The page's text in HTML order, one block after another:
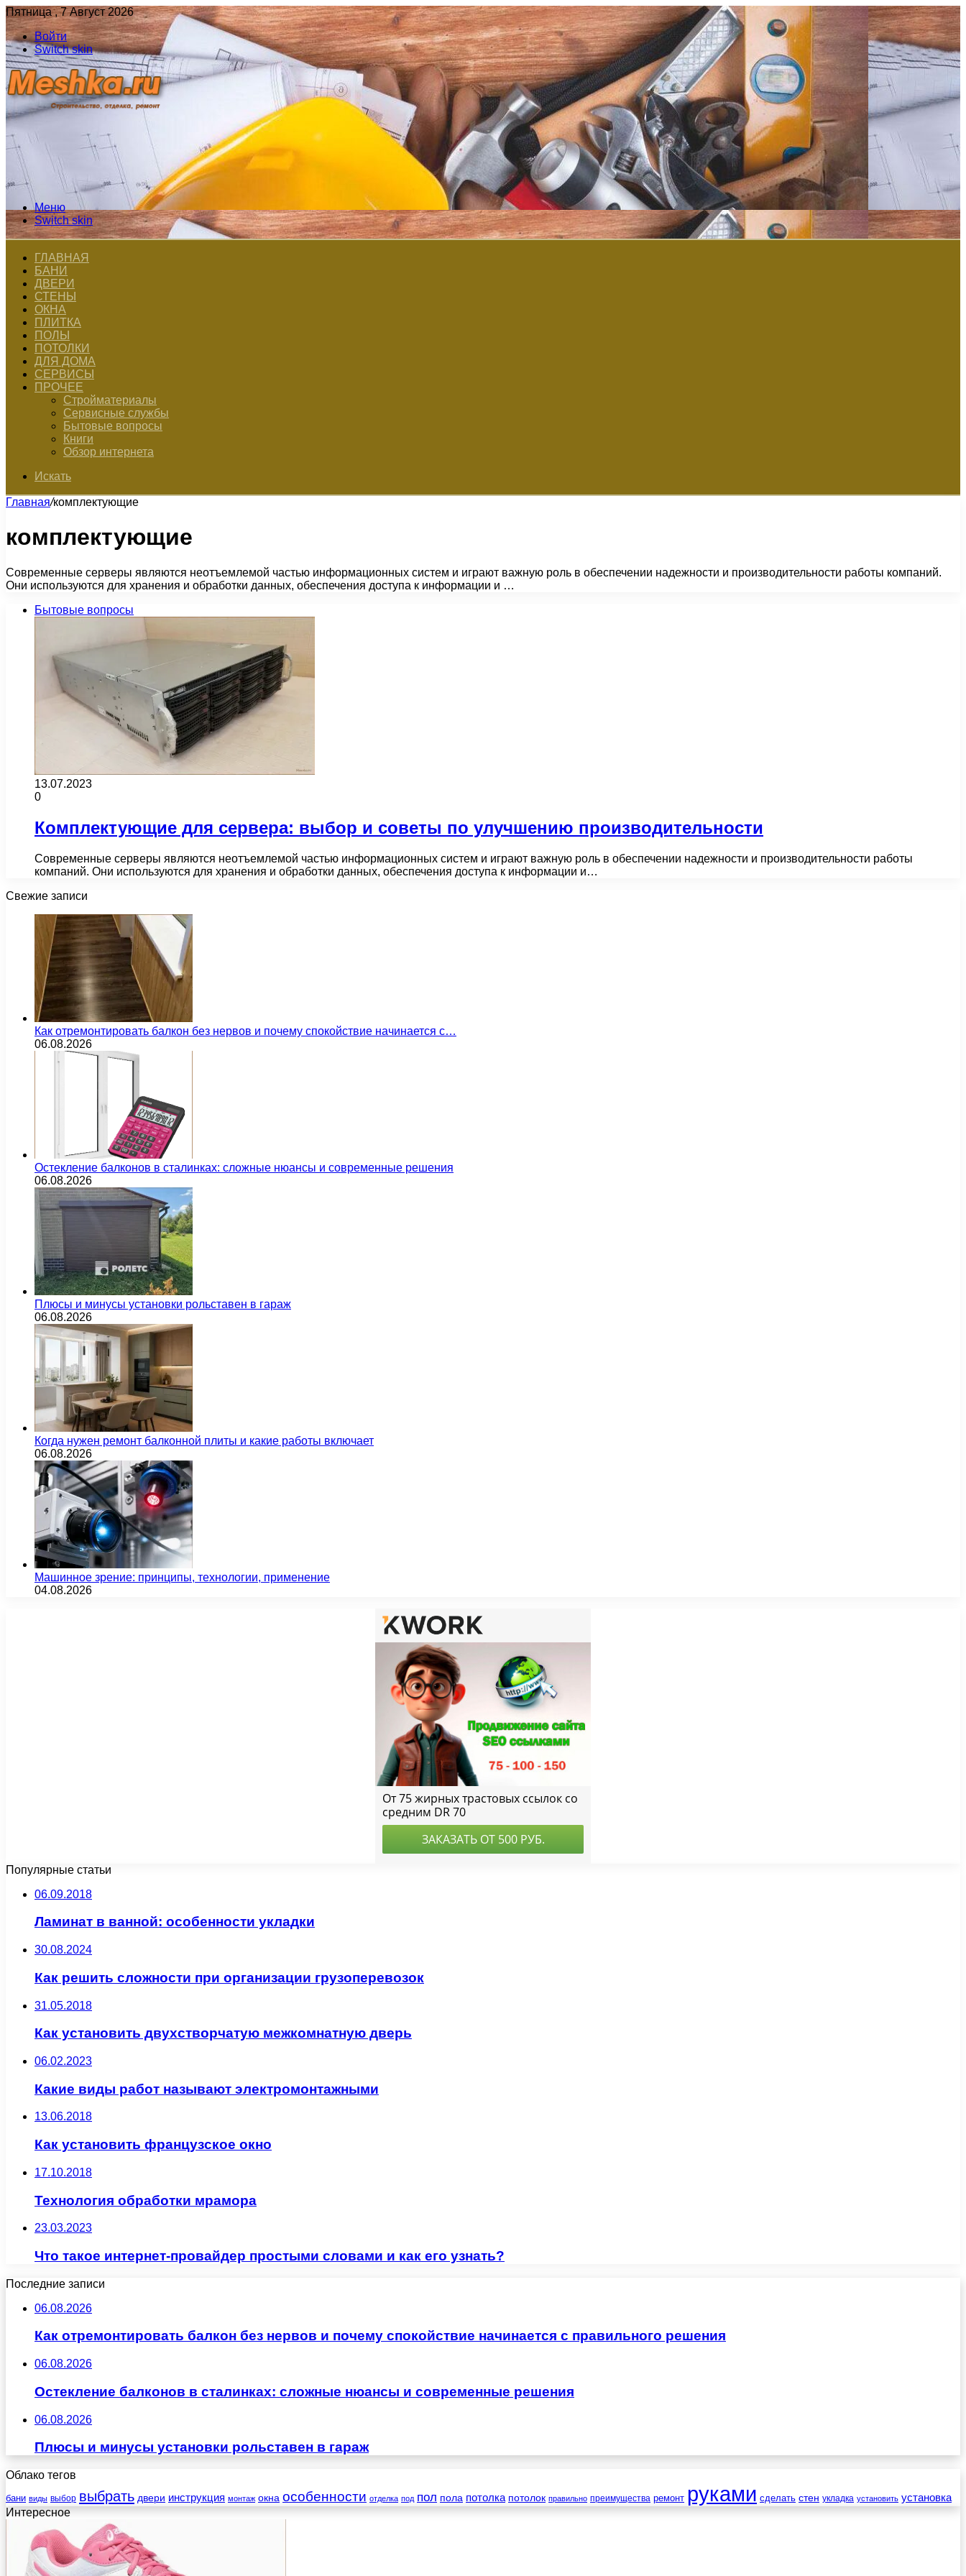
Пятница , 7 Август 2026
Войти
Switch skin
Меню
Switch skin
ГЛАВНАЯ
БАНИ
ДВЕРИ
СТЕНЫ
ОКНА
ПЛИТКА
ПОЛЫ
ПОТОЛКИ
ДЛЯ ДОМА
СЕРВИСЫ
ПРОЧЕЕ
Стройматериалы
Сервисные службы
Бытовые вопросы
Книги
Обзор интернета
Искать
Главная/комплектующие
комплектующие
Современные серверы являются неотъемлемой частью информационных систем и играют важную роль в обеспечении надежности и производительности работы компаний.
Они используются для хранения и обработки данных, обеспечения доступа к информации и …
Бытовые вопросы
13.07.2023
0
Комплектующие для сервера: выбор и советы по улучшению производительности
Современные серверы являются неотъемлемой частью информационных систем и играют важную роль в обеспечении надежности и производительности работы
компаний. Они используются для хранения и обработки данных, обеспечения доступа к информации и…
Свежие записи
Как отремонтировать балкон без нервов и почему спокойствие начинается с…
06.08.2026
Остекление балконов в сталинках: сложные нюансы и современные решения
06.08.2026
Плюсы и минусы установки рольставен в гараж
06.08.2026
Когда нужен ремонт балконной плиты и какие работы включает
06.08.2026
Машинное зрение: принципы, технологии, применение
04.08.2026
Популярные статьи
06.09.2018
Ламинат в ванной: особенности укладки
30.08.2024
Как решить сложности при организации грузоперевозок
31.05.2018
Как установить двухстворчатую межкомнатную дверь
06.02.2023
Какие виды работ называют электромонтажными
13.06.2018
Как установить французское окно
17.10.2018
Технология обработки мрамора
23.03.2023
Что такое интернет-провайдер простыми словами и как его узнать?
Последние записи
06.08.2026
Как отремонтировать балкон без нервов и почему спокойствие начинается с правильного решения
06.08.2026
Остекление балконов в сталинках: сложные нюансы и современные решения
06.08.2026
Плюсы и минусы установки рольставен в гараж
Облако тегов
бани виды выбор выбрать двери инструкция монтаж окна особенности отделка под пол пола потолка потолок правильно преимущества ремонт руками сделать стен укладка установить установка
Интересное